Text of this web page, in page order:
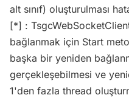
alt sınıf) oluşturulması
[*] :
bağlanmak için Start
başka bir yeniden
gerçekleşebilmesi ve
1'den fazla thread